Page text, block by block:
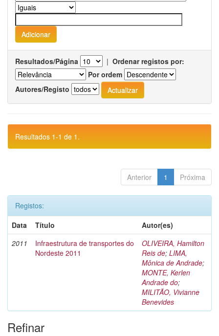
Resultados/Página | Ordenar registos por:
Por ordem
Autores/Registo
Resultados 1-1 de 1.
Anterior 1 Próxima
Registos:
Data
Título
Autor(es)
2011
Infraestrutura de transportes do
Nordeste 2011
OLIVEIRA, Hamilton
Reis de; LIMA,
Mônica de Andrade;
MONTE, Kerlen
Andrade do;
MILITÃO, Vivianne
Benevides
Refinar